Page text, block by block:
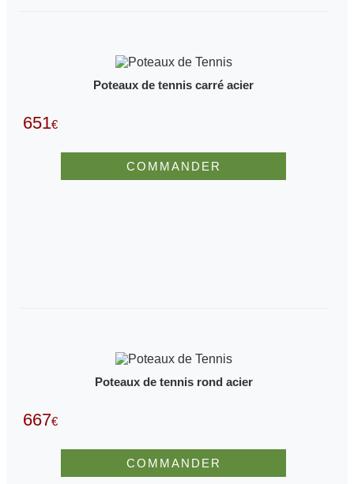
Poteaux de tennis carré acier
651€
COMMANDER
Poteaux de tennis rond acier
667€
COMMANDER